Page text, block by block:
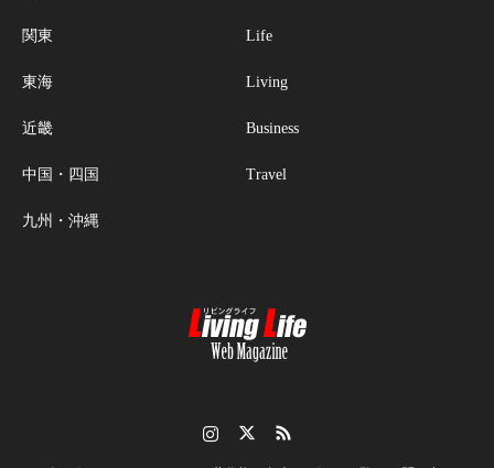
関東
東海
近畿
中国・四国
九州・沖縄
Life
Living
Business
Travel